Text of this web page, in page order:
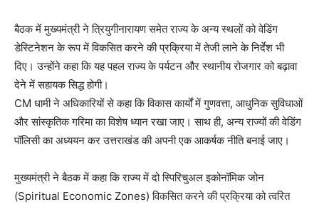
बैठक में मुख्यमंत्री ने त्रियुगीनारायण समेत राज्य के अन्य स्थलों को वेडिंग
डेस्टिनेशन के रूप में विकसित करने की प्रक्रिया में तेजी लाने के निर्देश भी
दिए। उन्होंने कहा कि यह पहल राज्य के पर्यटन और स्थानीय रोजगार को बढ़ावा
देने में सहायक सिद्ध होगी।
CM धामी ने अधिकारियों से कहा कि विकास कार्यों में गुणवत्ता, आधुनिक सुविधाओं
और सांस्कृतिक गरिमा का विशेष ध्यान रखा जाए। साथ ही, अन्य राज्यों की वेडिंग
पॉलिसी का अध्ययन कर उत्तराखंड की अपनी एक आकर्षक नीति बनाई जाए।
मुख्यमंत्री ने बैठक में कहा कि राज्य में दो स्पिरिचुअल इकोनॉमिक जोन
(Spiritual Economic Zones) विकसित करने की प्रक्रिया को त्वरित